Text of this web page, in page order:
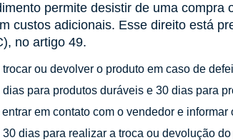
permite desistir de uma compra
custos adicionais. Esse direito está
no artigo 49.
ou devolver o produto em caso de
para produtos duráveis e 30 dias para
em contato com o vendedor e informar
dias para realizar a troca ou devolução do